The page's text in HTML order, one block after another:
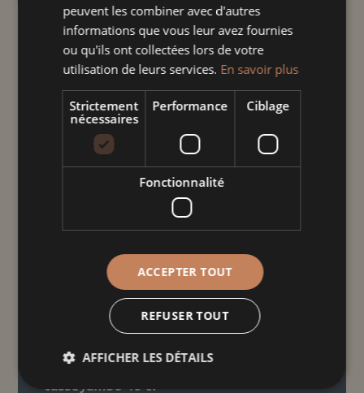
quantité
de
Tasse
jumbo
blanc
hertzele
Ajouter au panier
Informations
complémentaires
Dimensions
Taille unique
peuvent les combiner avec d'autres
informations que vous leur avez fournies
ou qu'ils ont collectées lors de votre
utilisation de leurs services. En savoir plus
Strictement
nécessaires
Performance Ciblage
Fonctionnalité
ACCEPTER TOUT
REFUSER TOUT
AFFICHER LES DÉTAILS